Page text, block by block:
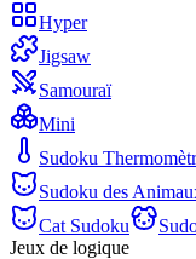
Hyper
Jigsaw
Samouraï
Mini
Sudoku
Sudoku des
Cat Sudoku
Jeux de logique